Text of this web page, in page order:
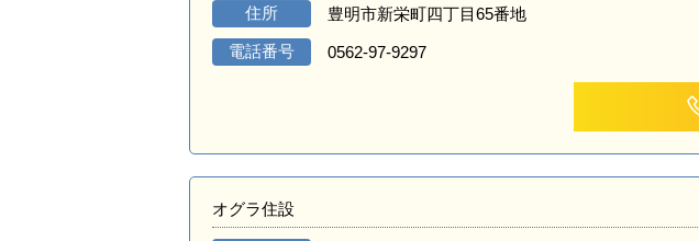
住所 豊明市新栄町四丁目65番地
電話番号 0562-97-9297
オグラ住設